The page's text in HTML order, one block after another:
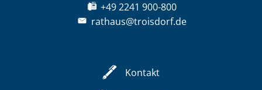
+49 2241 900-800
rathaus@troisdorf.de
Kontakt